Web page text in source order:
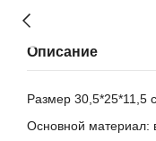
Описание
Размер 30,5*25*11,5
Основной материал: